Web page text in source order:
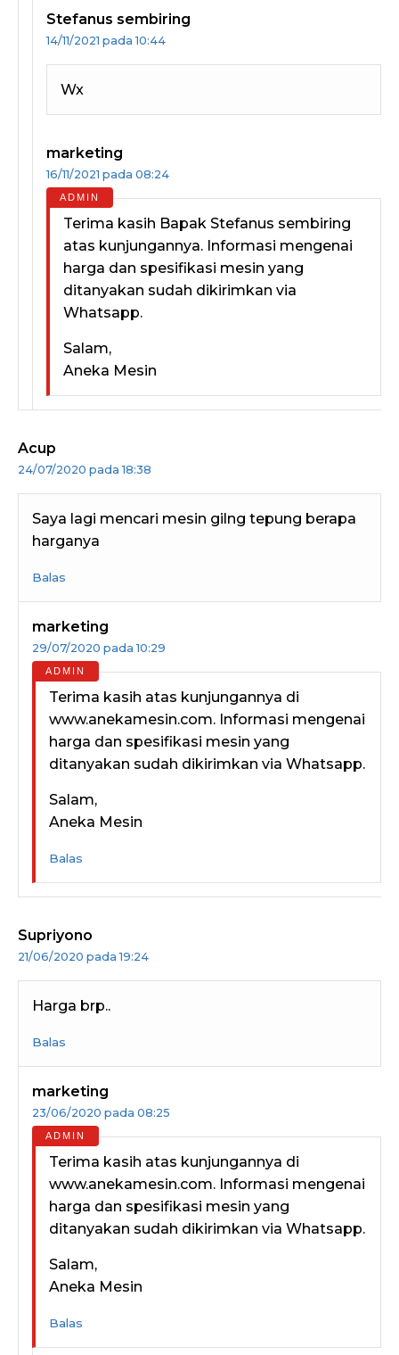
Stefanus sembiring
14/11/2021 pada 10:44
Wx
marketing
16/11/2021 pada 08:24
Terima kasih Bapak Stefanus sembiring
atas kunjungannya. Informasi mengenai
harga dan spesifikasi mesin yang
ditanyakan sudah dikirimkan via
Whatsapp.
Salam,
Aneka Mesin
Acup
24/07/2020 pada 18:38
Saya lagi mencari mesin gilng tepung berapa
harganya
Balas
marketing
29/07/2020 pada 10:29
Terima kasih atas kunjungannya di
www.anekamesin.com. Informasi mengenai
harga dan spesifikasi mesin yang
ditanyakan sudah dikirimkan via Whatsapp.
Salam,
Aneka Mesin
Balas
Supriyono
21/06/2020 pada 19:24
Harga brp..
Balas
marketing
23/06/2020 pada 08:25
Terima kasih atas kunjungannya di
www.anekamesin.com. Informasi mengenai
harga dan spesifikasi mesin yang
ditanyakan sudah dikirimkan via Whatsapp.
Salam,
Aneka Mesin
Balas